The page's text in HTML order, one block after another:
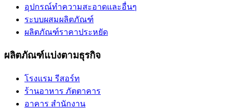
อุปกรณ์ทำความสะอาดและอื่นๆ
ระบบผสมผลิตภัณฑ์
ผลิตภัณฑ์ราคาประหยัด
ผลิตภัณฑ์แบ่งตามธุรกิจ
โรงแรม รีสอร์ท
ร้านอาหาร ภัตตาคาร
อาคาร สำนักงาน